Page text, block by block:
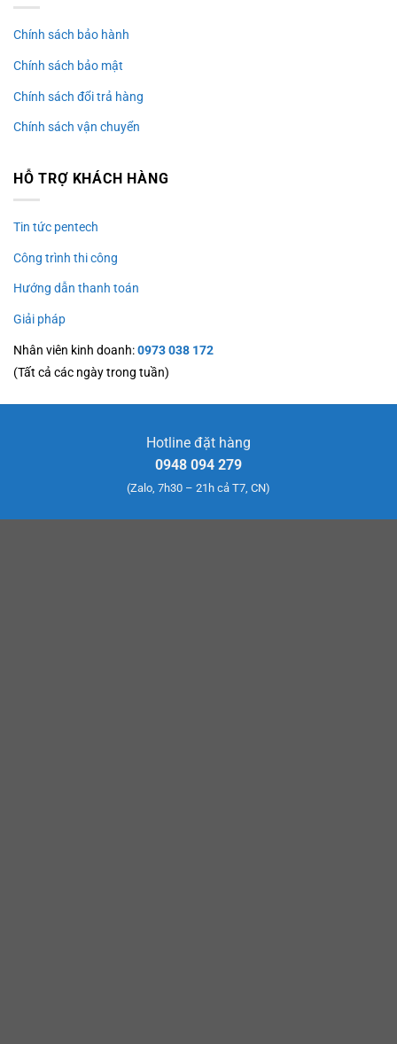
Chính sách bảo hành
Chính sách bảo mật
Chính sách đổi trả hàng
Chính sách vận chuyển
HỖ TRỢ KHÁCH HÀNG
Tin tức pentech
Công trình thi công
Hướng dẫn thanh toán
Giải pháp
Nhân viên kinh doanh:0973 038 172
(Tất cả các ngày trong tuần)
Hotline đặt hàng
0948 094 279
(Zalo, 7h30 – 21h cả T7, CN)